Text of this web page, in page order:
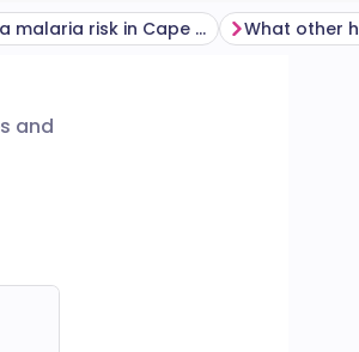
Is there a malaria risk in Cape Verde?
and